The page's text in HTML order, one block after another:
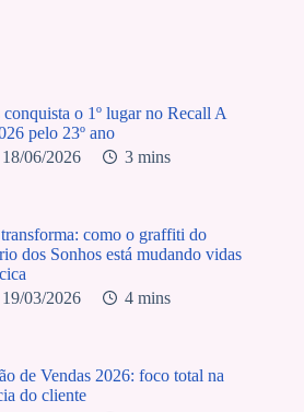
o 1º lugar no Recall A
pelo 23º ano
18/06/2026
3 mins
como o graffiti do
dos Sonhos está mudando vidas
19/03/2026
4 mins
de Vendas 2026: foco total na
do cliente